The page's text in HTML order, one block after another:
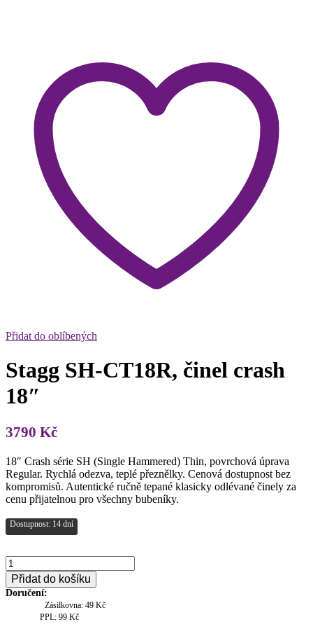
Přidat do oblíbených
Stagg SH-CT18R, činel crash
18″
3790 Kč
18″ Crash série SH (Single Hammered) Thin, povrchová úprava
Regular. Rychlá odezva, teplé přeznělky. Cenová dostupnost bez
kompromisů. Autentické ručně tepané klasicky odlévané činely za
cenu přijatelnou pro všechny bubeníky.
Dostupnost: 14 dní
Stagg
SH-
CT18R,
činel
Přidat do košíku
Doručení:
Zásilkovna: 49 Kč
PPL: 99 Kč